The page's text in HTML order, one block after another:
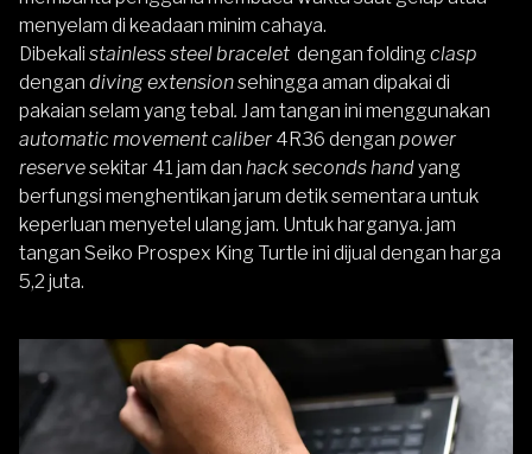
menyelam di keadaan minim cahaya.
Dibekali stainless steel bracelet dengan folding clasp
dengan diving extensionsehingga aman dipakai di
pakaian selam yang tebal. Jam tangan ini menggunakan
automatic movementcaliber 4R36 dengan power
reservesekitar 41 jam dan hack seconds handyang
berfungsi menghentikan jarum detik sementara untuk
keperluan menyetel ulang jam. Untuk harganya. jam
tangan Seiko Prospex King Turtle ini dijual dengan harga
5,2 juta.